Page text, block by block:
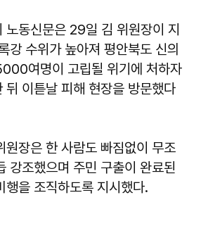
노동신문은 29일 김 위원장이 지
강 수위가 높아져 평안북도 신의
여명이 고립될 위기에 처하자
뒤 이튿날 피해 현장을 방문했다
원장은 한 사람도 빠짐없이 무조
강조했으며 주민 구출이 완료된
행을 조직하도록 지시했다.